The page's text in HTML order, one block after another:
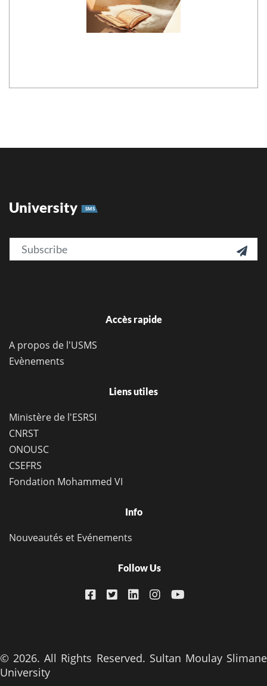
University SMS
Email 
Accès rapide
A propos de l'USMS
Evènements
Liens utiles
Ministère de l'ESRSI
CNRST
ONOUSC
CSEFRS
Fondation Mohammed VI
Info
Nouveautés et Evénements
Follow Us
© 2026. All Rights Reserved. Sultan Moulay Slimane
University